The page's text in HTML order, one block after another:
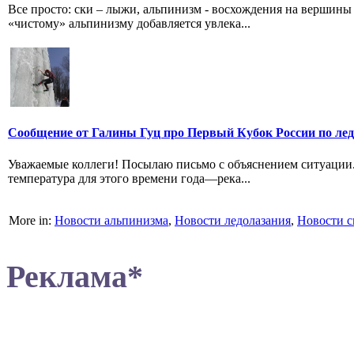
Все просто: ски – лыжи, альпинизм - восхождения на
«чистому» альпинизму добавляется увлека...
Сообщение от Галины Гуц про Первый Кубок России по лед
Уважаемые коллеги! Посылаю письмо с объяснением
температура для этого времени года—река...
More in: Новости альпинизма, Новости ледолазания, Новости
Реклама*